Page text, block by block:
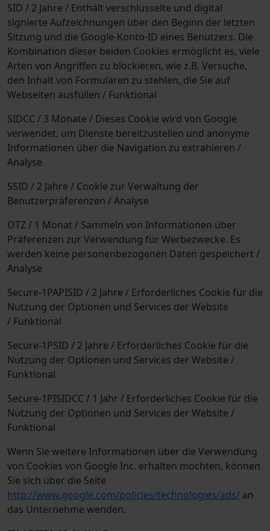
SID / 2 Jahre / Enthält verschlüsselte und digital
signierte Aufzeichnungen über den Beginn der letzten
Sitzung und die Google-Konto-ID eines Benutzers. Die
Kombination dieser beiden Cookies ermöglicht es, viele
Arten von Angriffen zu blockieren, wie z.B. Versuche,
den Inhalt von Formularen zu stehlen, die Sie auf
Webseiten ausfüllen / Funktional
SIDCC / 3 Monate / Dieses Cookie wird von Google
verwendet, um Dienste bereitzustellen und anonyme
Informationen über die Navigation zu extrahieren /
Analyse
SSID / 2 Jahre / Cookie zur Verwaltung der
Benutzerpräferenzen / Analyse
OTZ / 1 Monat / Sammeln von Informationen über
Präferenzen zur Verwendung für Werbezwecke. Es
werden keine personenbezogenen Daten gespeichert /
Analyse
Secure-1PAPISID / 2 Jahre / Erforderliches Cookie für die
Nutzung der Optionen und Services der Website
/ Funktional
Secure-1PSID / 2 Jahre / Erforderliches Cookie für die
Nutzung der Optionen und Services der Website /
Funktional
Secure-1PISIDCC / 1 Jahr / Erforderliches Cookie für die
Nutzung der Optionen und Services der Website /
Funktional
Wenn Sie weitere Informationen über die Verwendung
von Cookies von Google Inc. erhalten möchten, können
Sie sich über die Seite
http://www.google.com/policies/technologies/ads/ an
das Unternehme wenden.